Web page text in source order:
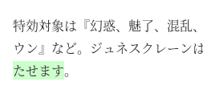
特効対象は『幻惑、魅了、混乱
ウン』など。ジュネスクレーン
たせます。